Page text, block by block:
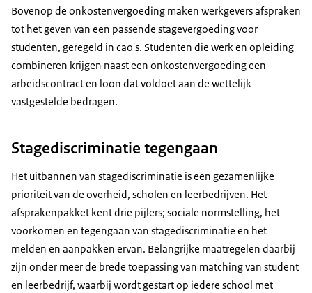
Bovenop de onkostenvergoeding maken werkgevers afspraken
tot het geven van een passende stagevergoeding voor
studenten, geregeld in cao's. Studenten die werk en opleiding
combineren krijgen naast een onkostenvergoeding een
arbeidscontract en loon dat voldoet aan de wettelijk
vastgestelde bedragen.
Stagediscriminatie tegengaan
Het uitbannen van stagediscriminatie is een gezamenlijke
prioriteit van de overheid, scholen en leerbedrijven. Het
afsprakenpakket kent drie pijlers; sociale normstelling, het
voorkomen en tegengaan van stagediscriminatie en het
melden en aanpakken ervan. Belangrijke maatregelen daarbij
zijn onder meer de brede toepassing van matching van student
en leerbedrijf, waarbij wordt gestart op iedere school met